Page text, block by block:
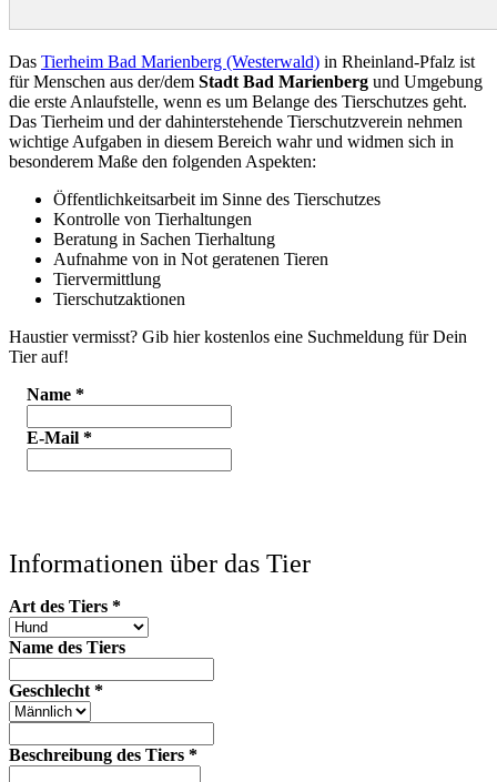
Das Tierheim Bad Marienberg (Westerwald) in Rheinland-Pfalz ist
für Menschen aus der/dem Stadt Bad Marienberg und Umgebung
die erste Anlaufstelle, wenn es um Belange des Tierschutzes geht.
Das Tierheim und der dahinterstehende Tierschutzverein nehmen
wichtige Aufgaben in diesem Bereich wahr und widmen sich in
besonderem Maße den folgenden Aspekten:
Öffentlichkeitsarbeit im Sinne des Tierschutzes
Kontrolle von Tierhaltungen
Beratung in Sachen Tierhaltung
Aufnahme von in Not geratenen Tieren
Tiervermittlung
Tierschutzaktionen
Haustier vermisst? Gib hier kostenlos eine Suchmeldung für Dein
Tier auf!
Name *
E-Mail *
Informationen über das Tier
Art des Tiers *
Name des Tiers
Geschlecht *
Beschreibung des Tiers *